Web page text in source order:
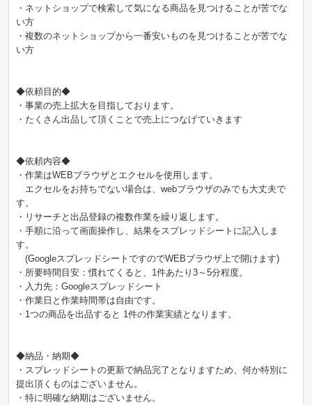
・ネットショップで検索して気になる商品を見つけることが苦でな
い方
・複数のネットショップから一番安いものを見つけることが苦でな
い方
◆依頼目的◆
・事業の売上拡大を目指しております。
・たくさん出品して頂くことで売上につなげていきます
◆依頼内容◆
・作業はWEBブラウザとエクセルを使用します。
エクセルをお持ちでない場合は、webブラウザのみでも大丈夫で
す。
・リサーチと出品登録の複数作業を繰り返します。
・手順に沿って画面操作し、結果をスプレッドシートに記入しま
す。
(GoogleスプレッドシートですのでWEBブラウザ上で開けます)
・所要時間目安：慣れてくると、1件あたり3～5分程度。
・入力先：Googleスプレッドシート
・作業日と作業時間帯は自由です。
・1つの商品を出品すると 1件の作業実績となります。
◆納品・納期◆
・スプレッドシートの更新で納品完了となりますため、何か特別に
提出頂くものはございません。
・特に明確な納期はございません。